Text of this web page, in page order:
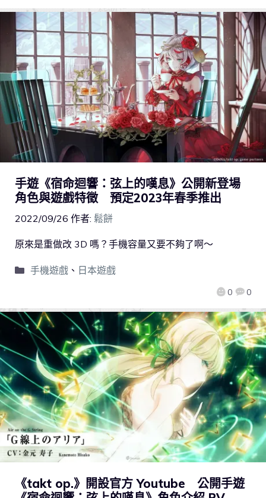
手遊《宿命迴響：弦上的嘆息》公開新登場
角色與遊戲特徵 預定2023年春季推出
2022/09/26 作者: 鬆餅
0 0
原來是重做改 3D 嗎？手機容量又要不夠了啊～
手機遊戲、 日本遊戲
《takt op.》開設官方 Youtube 公開手遊